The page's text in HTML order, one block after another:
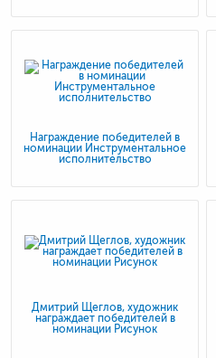
Награждение победителей в
номинации Инструментальное
исполнительство
Дмитрий Щеглов, художник
награждает победителей в
номинации Рисунок